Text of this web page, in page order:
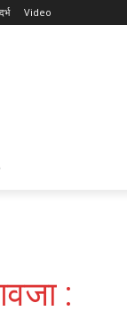
Video
: